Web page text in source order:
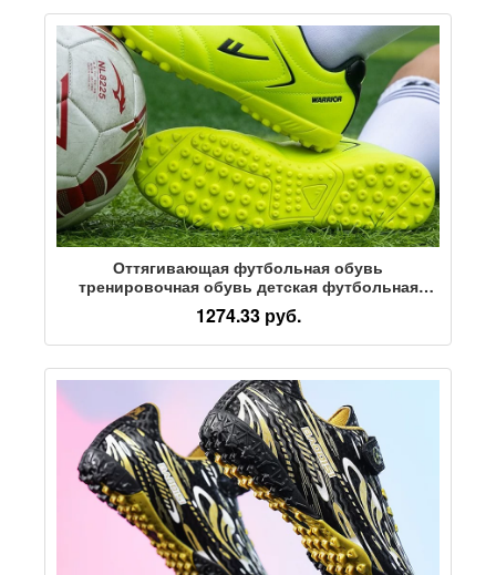
Оттягивающая футбольная обувь
тренировочная обувь детская футбольная
обувь со сломанными ногтями и короткими
ногтями для взрослых и молодежи
профессиональная футбольная спортивная
1274.33 руб.